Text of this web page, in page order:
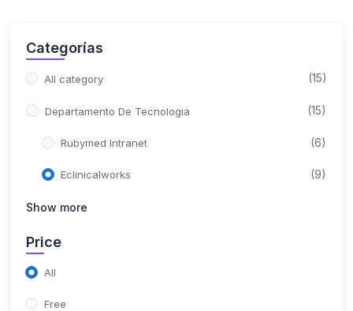
Categorías
All category (15)
Departamento De Tecnologia (15)
Rubymed Intranet (6)
Eclinicalworks (9)
Show more
Price
All
Free